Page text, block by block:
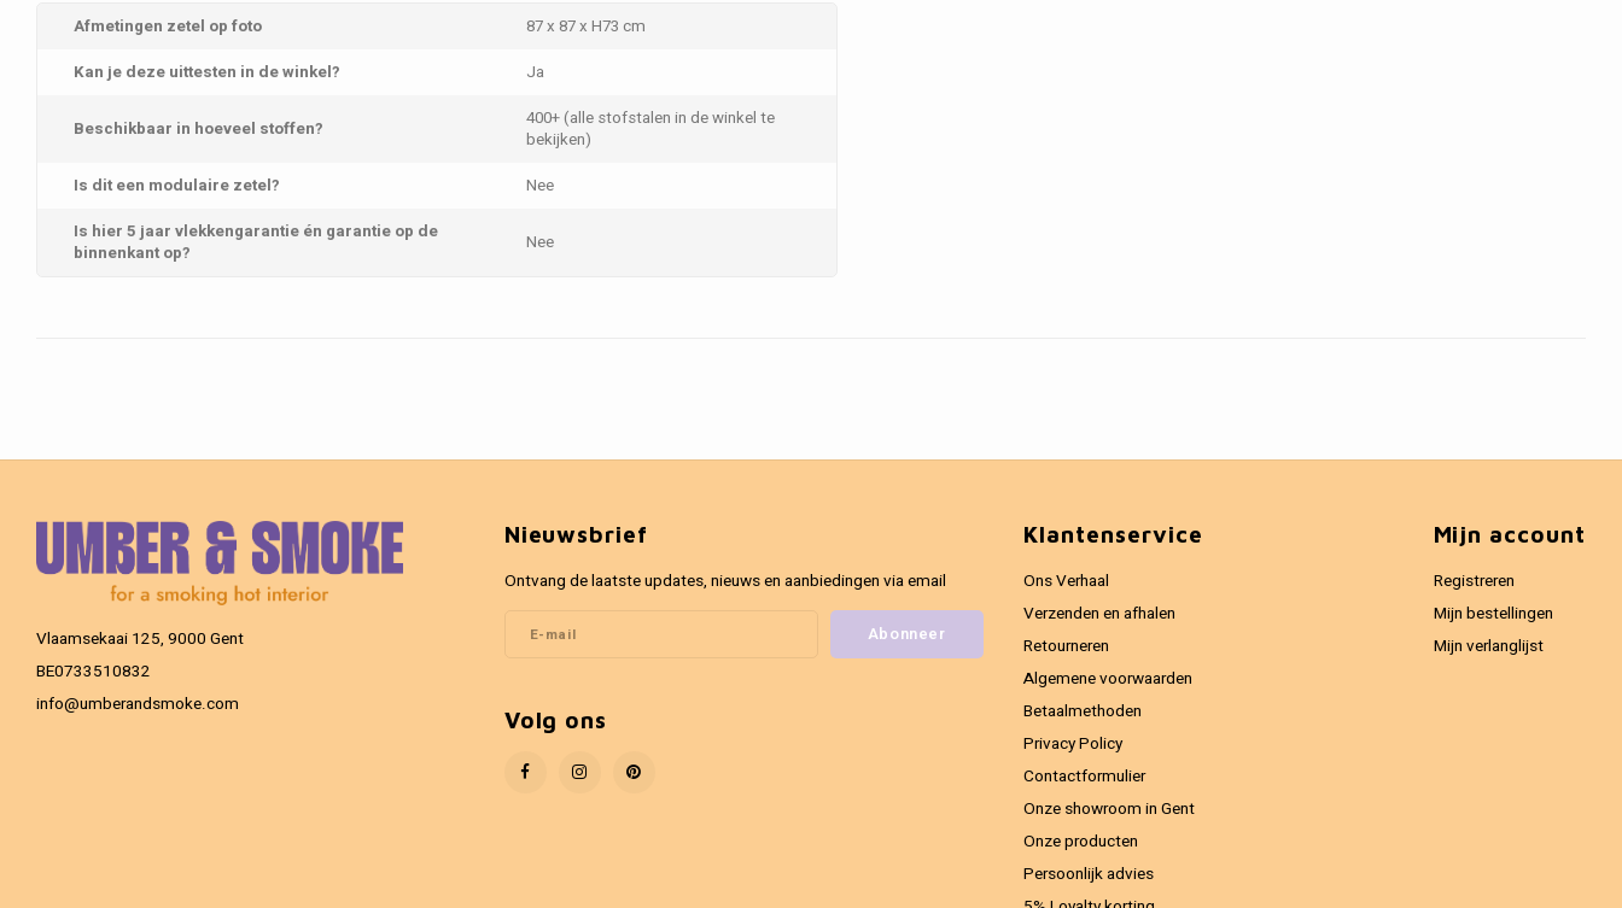
Afmetingen zetel op foto
87 x 87 x H73 cm
Kan je deze uittesten in de winkel?
Ja
Beschikbaar in hoeveel stoffen?
400+ (alle stofstalen in de winkel te
bekijken)
Is dit een modulaire zetel?
Nee
Is hier 5 jaar vlekkengarantie én garantie op de
binnenkant op?
Nee
Vlaamsekaai 125, 9000 Gent
BE0733510832
info@umberandsmoke.com
Nieuwsbrief
Ontvang de laatste updates, nieuws en aanbiedingen via email
Abonneer
Volg ons
Klantenservice
Ons Verhaal
Verzenden en afhalen
Retourneren
Algemene voorwaarden
Betaalmethoden
Privacy Policy
Contactformulier
Onze showroom in Gent
Onze producten
Persoonlijk advies
Mijn account
Registreren
Mijn bestellingen
Mijn verlanglijst